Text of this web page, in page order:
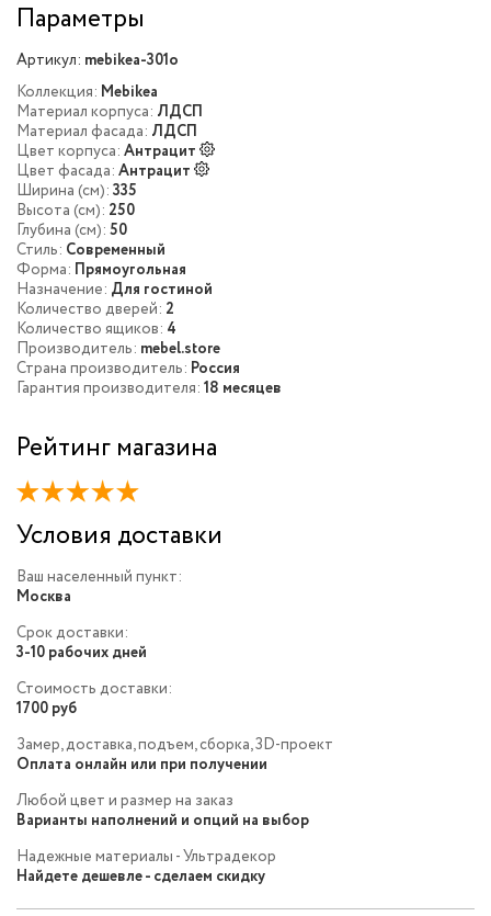
Параметры
Артикул: mebikea-301o
Коллекция: Mebikea
Материал корпуса: ЛДСП
Материал фасада: ЛДСП
Цвет корпуса: Антрацит
Цвет фасада: Антрацит
Ширина (см): 335
Высота (см): 250
Глубина (см): 50
Стиль: Современный
Форма: Прямоугольная
Назначение: Для гостиной
Количество дверей: 2
Количество ящиков: 4
Производитель: mebel.store
Страна производитель: Россия
Гарантия производителя: 18 месяцев
Рейтинг магазина
Условия доставки
Ваш населенный пункт:
Москва
Срок доставки:
3-10 рабочих дней
Стоимость доставки:
1700 руб
Замер, доставка, подъем, сборка, 3D-проект
Оплата онлайн или при получении
Любой цвет и размер на заказ
Варианты наполнений и опций на выбор
Надежные материалы - Ультрадекор
Найдете дешевле - сделаем скидку